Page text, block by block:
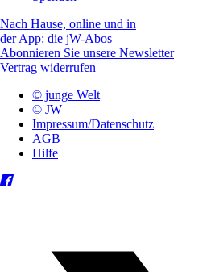
Nach Hause, online und in
der App: die jW-Abos
Abonnieren Sie unsere Newsletter
Vertrag widerrufen
© junge Welt
© JW
Impressum/Datenschutz
AGB
Hilfe